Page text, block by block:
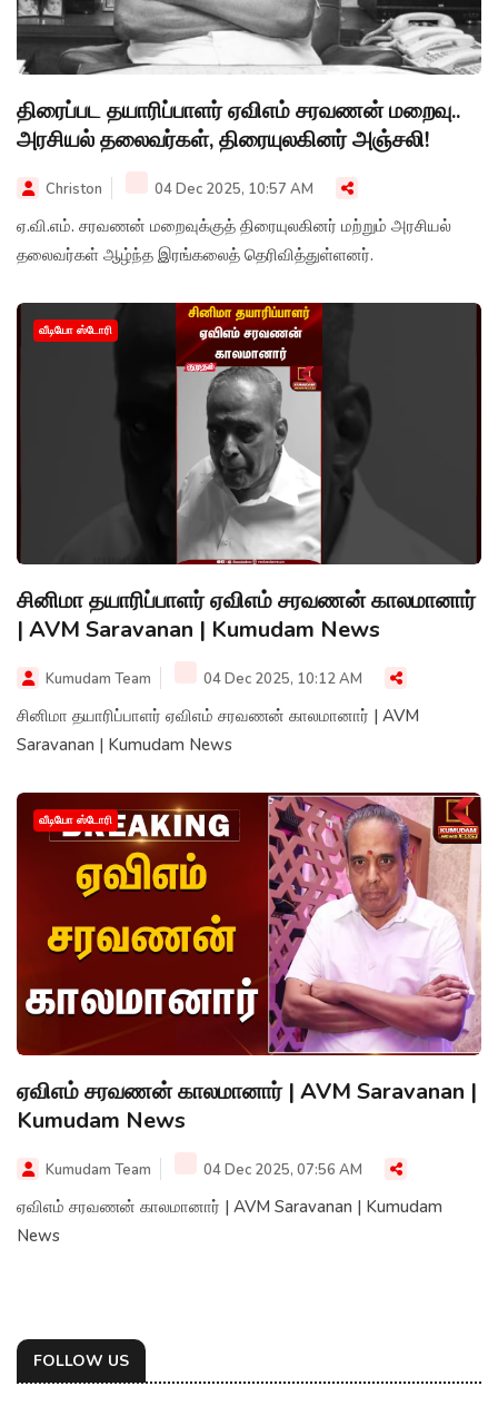
திரைப்பட தயாரிப்பாளர் ஏவிஎம் சரவணன் மறைவு..
அரசியல் தலைவர்கள், திரையுலகினர் அஞ்சலி!
Christon 04 Dec 2025, 10:57 AM
ஏ.வி.எம். சரவணன் மறைவுக்குத் திரையுலகினர் மற்றும் அரசியல்
தலைவர்கள் ஆழ்ந்த இரங்கலைத் தெரிவித்துள்ளனர்.
வீடியோ ஸ்டோரி
சினிமா தயாரிப்பாளர் ஏவிஎம் சரவணன் காலமானார்
| AVM Saravanan | Kumudam News
Kumudam Team 04 Dec 2025, 10:12 AM
சினிமா தயாரிப்பாளர் ஏவிஎம் சரவணன் காலமானார் | AVM
Saravanan | Kumudam News
வீடியோ ஸ்டோரி
ஏவிஎம் சரவணன் காலமானார் | AVM Saravanan |
Kumudam News
Kumudam Team 04 Dec 2025, 07:56 AM
ஏவிஎம் சரவணன் காலமானார் | AVM Saravanan | Kumudam
News
FOLLOW US